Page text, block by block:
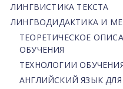
ЛИНГВИСТИКА ТЕКСТА
ЛИНГВОДИДАКТИКА И
ТЕОРЕТИЧЕСКОЕ
ОБУЧЕНИЯ
ТЕХНОЛОГИИ
АНГЛИЙСКИЙ ЯЗЫК ДЛЯ